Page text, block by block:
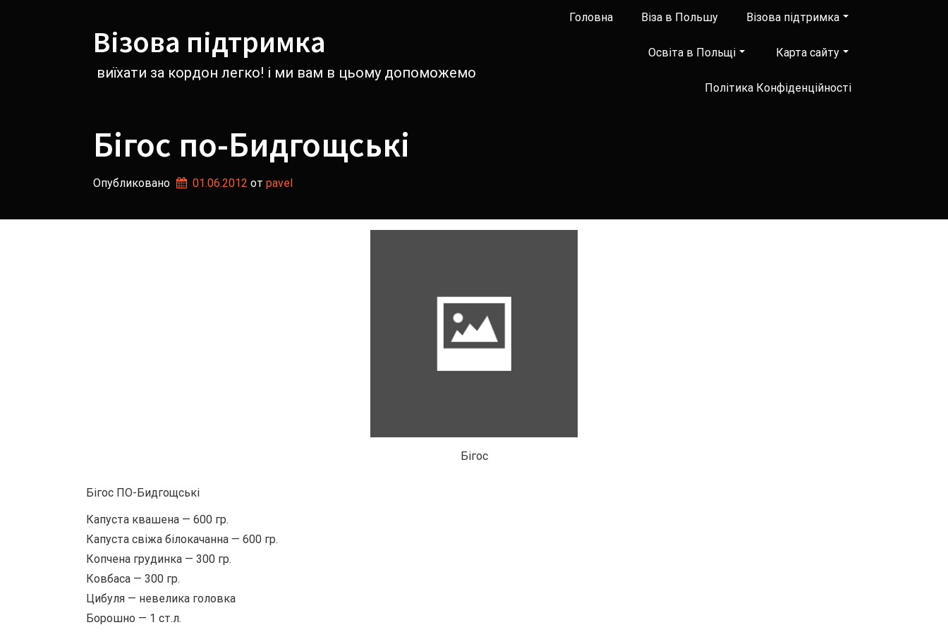
Візова підтримка
виїхати за кордон легко! і ми вам в цьому допоможемо
Головна Віза в Польшу Візова підтримка
Освіта в Польщі Карта сайту
Політика Конфіденційності
Бігос по-Бидгощські
Опубликовано 01.06.2012 от pavel
Бігос
Бігос ПО-Бидгощські
Капуста квашена — 600 гр.
Капуста свіжа білокачанна — 600 гр.
Копчена грудинка — 300 гр.
Ковбаса — 300 гр.
Цибуля — невелика головка
Борошно — 1 ст.л.